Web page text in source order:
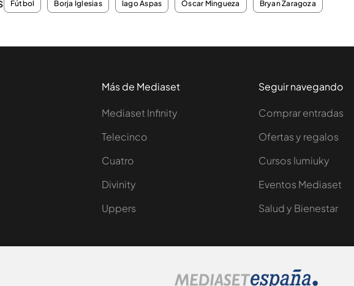
Fútbol Borja Iglesias Iago Aspas Óscar Mingueza Bryan Zaragoza
Más de Mediaset
Mediaset Infinity
Telecinco
Cuatro
Divinity
Uppers
Seguir navegando
Comprar entradas
Ofertas y regalos
Cursos Iumiuky
Eventos Mediaset
Salud y Bienestar